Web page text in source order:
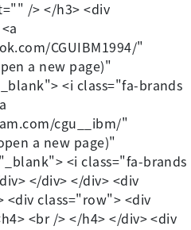
/> </h3> <div
CGUIBM1994/"
a new page)"
<i class="fa-brands
cgu__ibm/"
a new page)"
<i class="fa-brands
</div> </div> <div
class="row"> <div
<br /> </h4> </div> <div